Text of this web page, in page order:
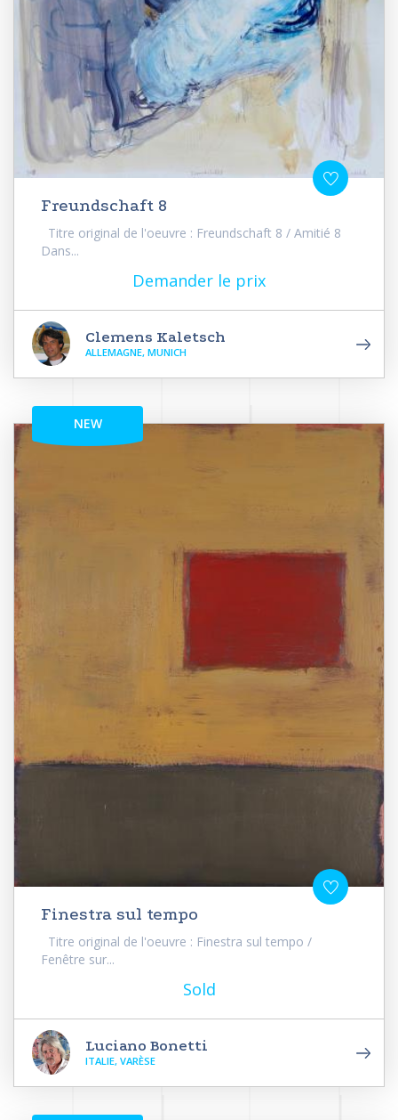
Freundschaft 8
Titre original de l'oeuvre : Freundschaft 8 / Amitié 8
Dans...
Demander le prix
Clemens Kaletsch
ALLEMAGNE, MUNICH
NEW
Finestra sul tempo
Titre original de l'oeuvre : Finestra sul tempo /
Fenêtre sur...
Sold
Luciano Bonetti
ITALIE, VARÈSE